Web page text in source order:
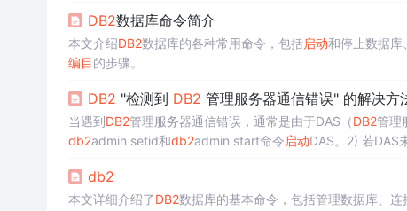
DB2数据库命令简介
本文介绍DB2数据库的各种常用命令，包括启动和停止数据库
编目的步骤。
DB2 "检测到 DB2 管理服务器通信错误" 的解决方
当遇到DB2管理服务器通信错误，通常是由于DAS（DB2管理
db2admin setid和db2admin start命令启动DAS。2) 若DAS
db2
本文详细介绍了DB2数据库的基本命令，包括管理数据库、